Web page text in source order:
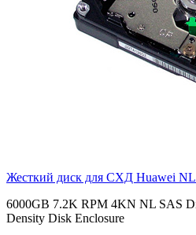
Жесткий диск для СХД Huawei
6000GB 7.2K RPM 4KN NL SAS
Density Disk Enclosure